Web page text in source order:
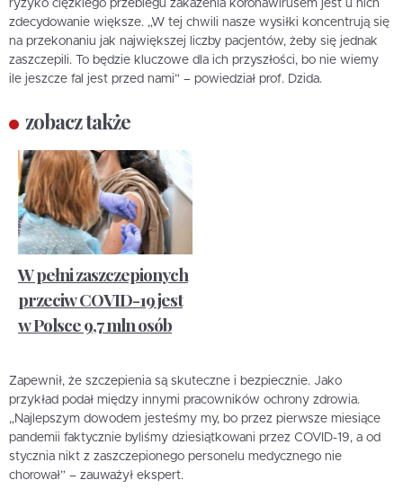
ryzyko ciężkiego przebiegu zakażenia koronawirusem jest u nich
zdecydowanie większe. „W tej chwili nasze wysiłki koncentrują się
na przekonaniu jak największej liczby pacjentów, żeby się jednak
zaszczepili. To będzie kluczowe dla ich przyszłości, bo nie wiemy
ile jeszcze fal jest przed nami” – powiedział prof. Dzida.
zobacz także
W pełni zaszczepionych
przeciw COVID-19 jest
w Polsce 9,7 mln osób
Zapewnił, że szczepienia są skuteczne i bezpiecznie. Jako
przykład podał między innymi pracowników ochrony zdrowia.
„Najlepszym dowodem jesteśmy my, bo przez pierwsze miesiące
pandemii faktycznie byliśmy dziesiątkowani przez COVID-19, a od
stycznia nikt z zaszczepionego personelu medycznego nie
chorował” – zauważył ekspert.